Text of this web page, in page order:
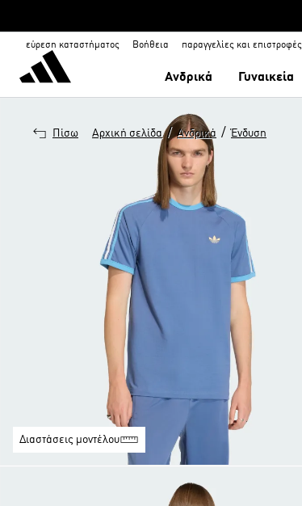
εύρεση καταστήματος Βοήθεια παραγγελίες και επιστροφές
Ανδρικά Γυναικεία
Πίσω Αρχική σελίδα / Ανδρικά / Ένδυση
Διαστάσεις μοντέλου